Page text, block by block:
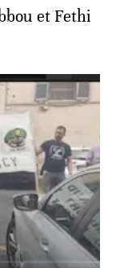
et Fethi